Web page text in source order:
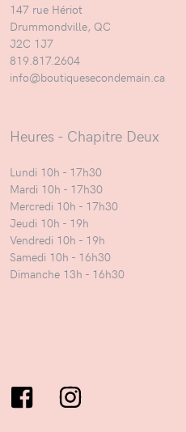
147 rue Hériot
Drummondville, QC
J2C 1J7
819.817.2604
info@boutiquesecondemain.ca
Heures - Chapitre Deux
Lundi 10h - 17h30
Mardi 10h - 17h30
Mercredi 10h - 17h30
Jeudi 10h - 19h
Vendredi 10h - 19h
Samedi 10h - 16h30
Dimanche 13h - 16h30